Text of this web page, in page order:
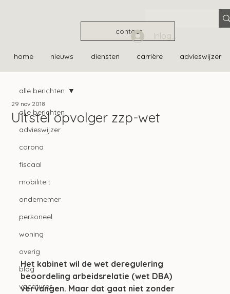
contact
home nieuws diensten carrière advieswijzer
Inloggen
alle berichten
advieswijzer
corona
fiscaal
mobiliteit
ondernemer
personeel
woning
overig
blog
vacatures
alle berichten
Uitstel opvolger zzp-wet
29 nov 2018
Het kabinet wil de wet deregulering
beoordeling arbeidsrelatie (wet DBA)
vervangen. Maar dat gaat niet zonder